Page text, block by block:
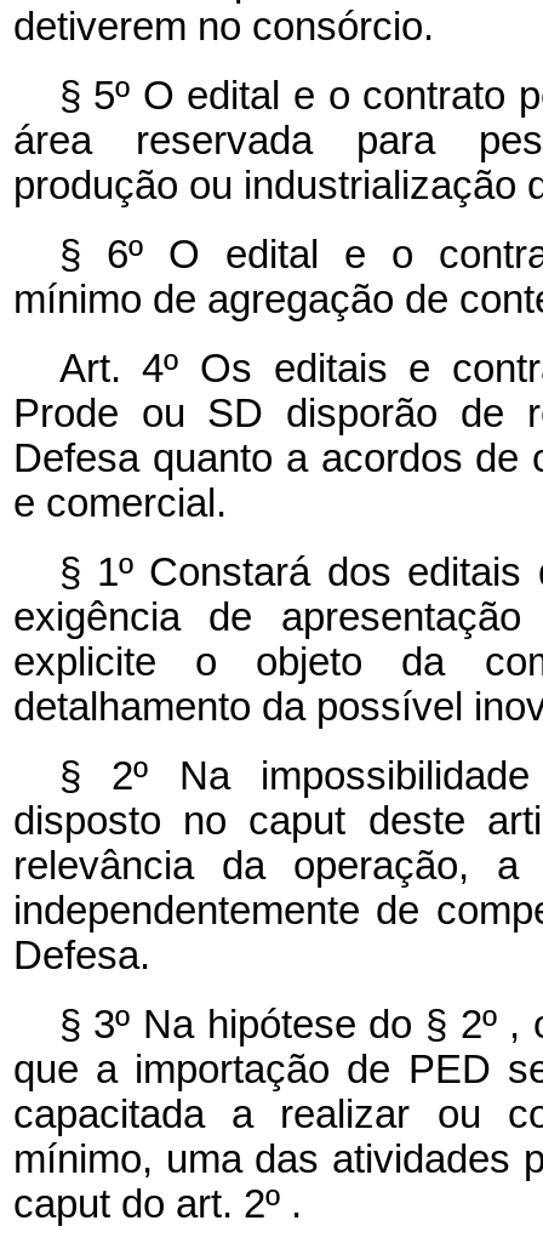
detiverem no consórcio.
§ 5º O edital e o contrato
área reservada para
produção ou industrialização
§ 6º O edital e o
mínimo de agregação de
Art. 4º Os editais e
Prode ou SD disporão de
Defesa quanto a acordos de
e comercial.
§ 1º Constará dos
exigência de
explicite o objeto da
detalhamento da possível
§ 2º Na
disposto no caput deste
relevância da operação, a
independentemente de
Defesa.
§ 3º Na hipótese do § 2º
que a importação de PED
capacitada a realizar ou
mínimo, uma das atividades
caput do art. 2º .